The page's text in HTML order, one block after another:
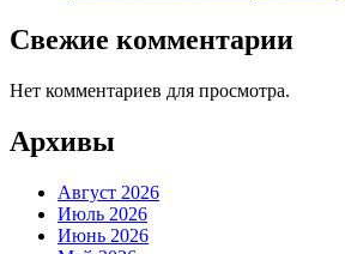
Свежие комментарии
Нет комментариев для просмотра.
Архивы
Август 2026
Июль 2026
Июнь 2026